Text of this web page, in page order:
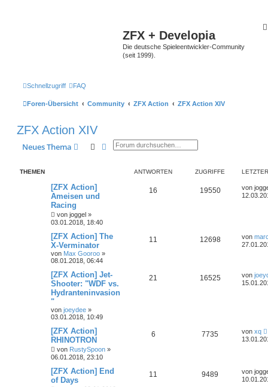
ZFX + Developia
Die deutsche Spieleentwickler-Community
(seit 1999).
Schnellzugriff FAQ
Foren-Übersicht Community ZFX Action ZFX Action XIV
ZFX Action XIV
Neues Thema SucheErweiterte Suche
THEMEN ANTWORTEN ZUGRIFFE
[ZFX Action]
Ameisen und
Racing
von joggel »
03.01.2018, 18:40
16 19550 von
[ZFX Action] The
X-Verminator
von Max Gooroo »
08.01.2018, 06:44
11 12698 von
[ZFX Action] Jet-
Shooter: "WDF vs.
Hydranteninvasion
"
von joeydee »
03.01.2018, 10:49
21 16525 von
[ZFX Action]
RHINOTRON
von RustySpoon »
06.01.2018, 23:10
6 7735 von xq
[ZFX Action] End
of Days
11 9489 von